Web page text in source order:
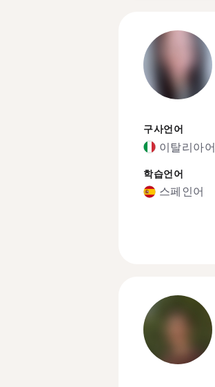
구사언어
이탈리아어
학습언어
스페인어